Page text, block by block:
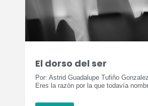
El dorso del ser
Por: Astrid Guadalupe Tufiño Gonzalez
Eres la razón por la que todavía